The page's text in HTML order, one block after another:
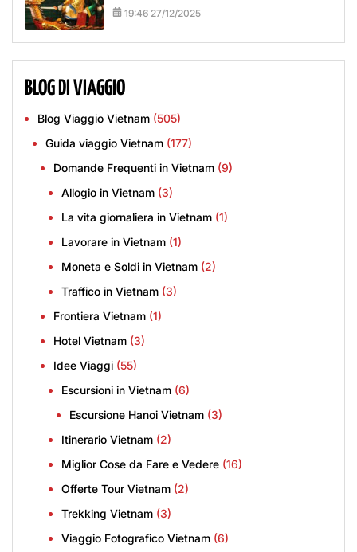
19:46 27/12/2025
BLOG DI VIAGGIO
Blog Viaggio Vietnam (505)
Guida viaggio Vietnam (177)
Domande Frequenti in Vietnam (9)
Allogio in Vietnam (3)
La vita giornaliera in Vietnam (1)
Lavorare in Vietnam (1)
Moneta e Soldi in Vietnam (2)
Traffico in Vietnam (3)
Frontiera Vietnam (1)
Hotel Vietnam (3)
Idee Viaggi (55)
Escursioni in Vietnam (6)
Escursione Hanoi Vietnam (3)
Itinerario Vietnam (2)
Miglior Cose da Fare e Vedere (16)
Offerte Tour Vietnam (2)
Trekking Vietnam (3)
Viaggio Fotografico Vietnam (6)